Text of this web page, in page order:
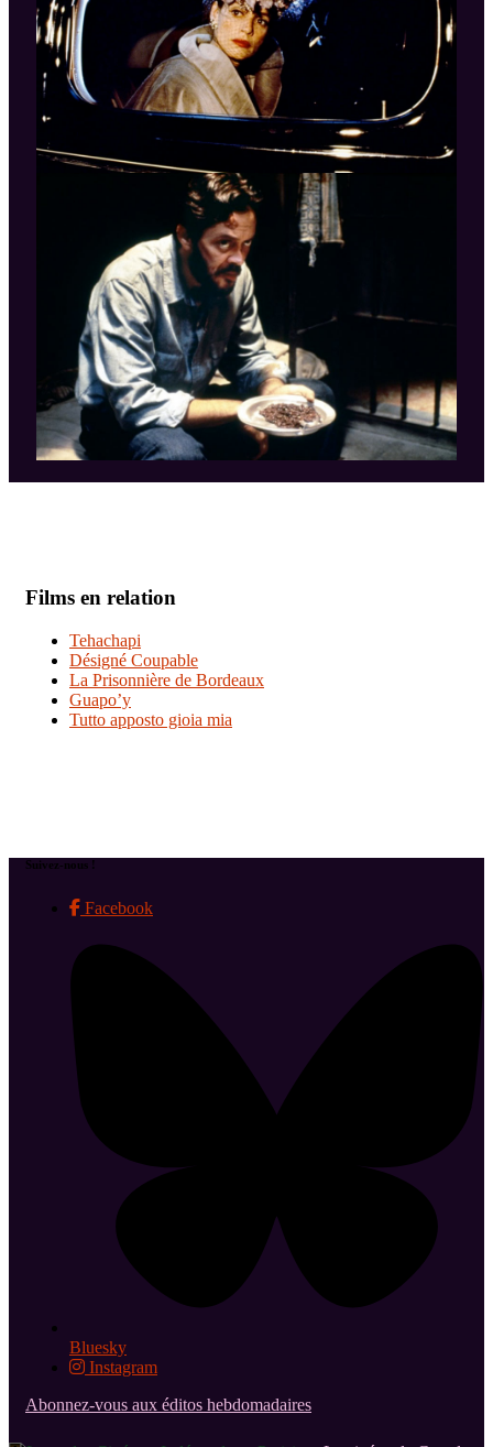
Films en relation
Tehachapi
Désigné Coupable
La Prisonnière de Bordeaux
Guapo’y
Tutto apposto gioia mia
Suivez-nous !
Facebook
Bluesky
Instagram
Abonnez-vous aux éditos hebdomadaires